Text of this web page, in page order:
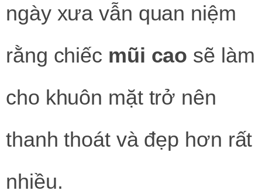
ngày xưa vẫn quan niệm
rằng chiếc mũi cao sẽ làm
cho khuôn mặt trở nên
thanh thoát và đẹp hơn rất
nhiều.